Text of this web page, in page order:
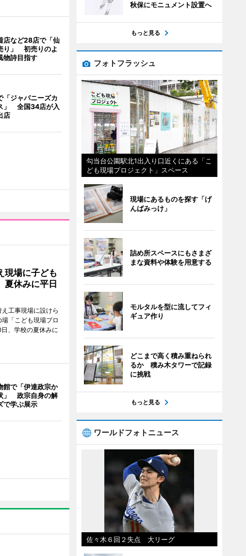
店など28店で「仙
り」 初売りのよ
物詩目指す
「ジャパニーズカ
」 全国34店が入
店
現場に子ども
休みに平日
工事現場に設けら
「こども現場プロ
、学校の夏休みに
館で「伊達政宗か
」 政宗自身の解
で学ぶ展示
秋保にモニュメント設置へ
もっと見る
フォトフラッシュ
勾当台公園駅北1出入り口近くにある「こ
ども現場プロジェクト」スペース
現場にあるものを探す「げ
んばみっけ」
詰め所スペースにもさまざ
まな資料や体験を用意する
モルタルを型に流してフィ
ギュア作り
どこまで高く積み重ねられ
るか 積み木タワーで記録
に挑戦
もっと見る
ワールドフォトニュース
佐々木６回２失点 大リーグ